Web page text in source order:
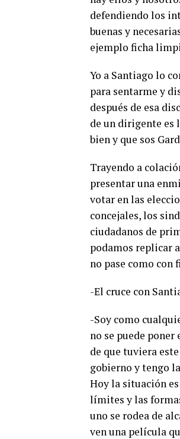
defendiendo los
buenas y
ejemplo ficha
Yo a Santiago lo
para sentarme y
después de esa
de un dirigente es
bien y que sos
Trayendo a
presentar una
votar en las
concejales, los
ciudadanos de
podamos replicar
no pase como con
-El cruce con
-Soy como
no se puede
de que tuviera
gobierno y tengo
Hoy la situación
límites y las
uno se rodea de
ven una película